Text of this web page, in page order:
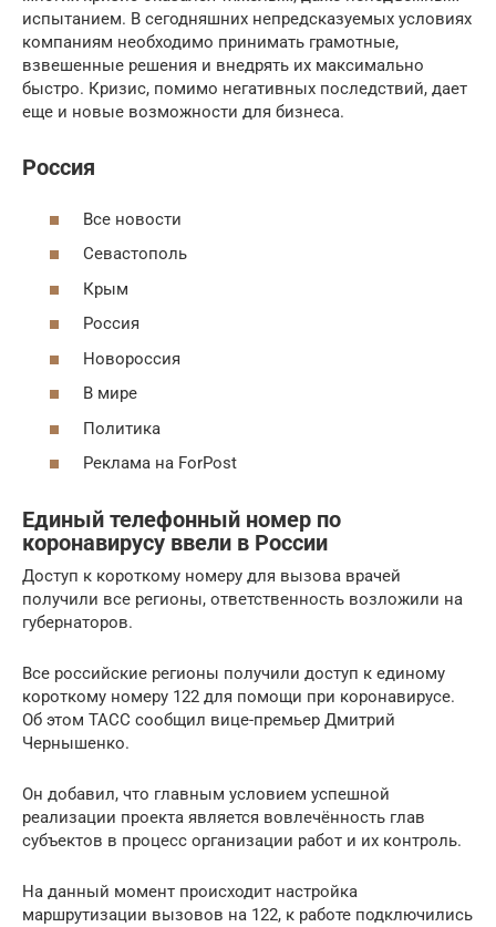
испытанием. В сегодняшних непредсказуемых условиях
компаниям необходимо принимать грамотные,
взвешенные решения и внедрять их максимально
быстро. Кризис, помимо негативных последствий, дает
еще и новые возможности для бизнеса.
Россия
Все новости
Севастополь
Крым
Россия
Новороссия
В мире
Политика
Реклама на ForPost
Единый телефонный номер по
коронавирусу ввели в России
Доступ к короткому номеру для вызова врачей
получили все регионы, ответственность возложили на
губернаторов.
Все российские регионы получили доступ к единому
короткому номеру 122 для помощи при коронавирусе.
Об этом ТАСС сообщил вице-премьер Дмитрий
Чернышенко.
Он добавил, что главным условием успешной
реализации проекта является вовлечённость глав
субъектов в процесс организации работ и их контроль.
На данный момент происходит настройка
маршрутизации вызовов на 122, к работе подключились